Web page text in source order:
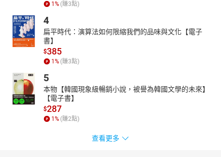
1 % (賺3點)
4
扁平時代：演算法如何限縮我們的品味與文化【電子
書】
$385
1 % (賺3點)
5
本物【韓國現象級暢銷小說，被譽為韓國文學的未來】
【電子書】
$287
1 % (賺2點)
查看更多